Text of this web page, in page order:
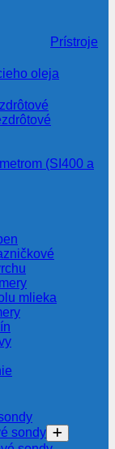
Prístroje
oleja
(SI400 a
mlieka
sondy